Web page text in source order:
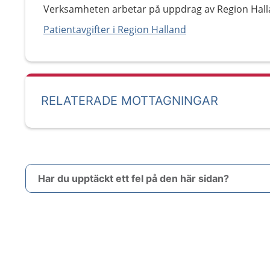
Verksamheten arbetar på uppdrag av Region
Patientavgifter i Region Halland
RELATERADE MOTTAGNINGAR
Har du upptäckt ett fel på den här sidan?